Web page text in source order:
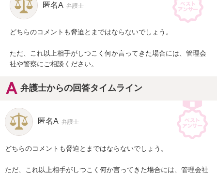
匿名A 弁護士
どちらのコメントも脅迫とまではならないでしょう。
ただ、これ以上相手がしつこく何か言ってきた場合には、管理会
社や警察にご相談ください。
弁護士からの回答タイムライン
匿名A 弁護士
どちらのコメントも脅迫とまではならないでしょう。
ただ、これ以上相手がしつこく何か言ってきた場合には、管理会社